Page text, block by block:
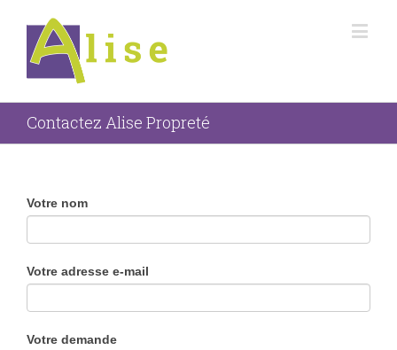
Contactez Alise Propreté
If
you
are
leave
blank.
Votre nom
Votre adresse e-mail
Votre demande